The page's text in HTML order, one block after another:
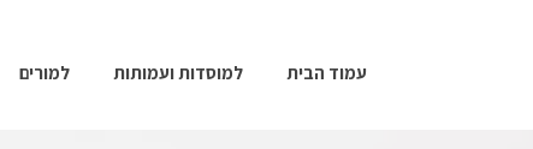
עמוד הבית למוסדות ועמותות למורים